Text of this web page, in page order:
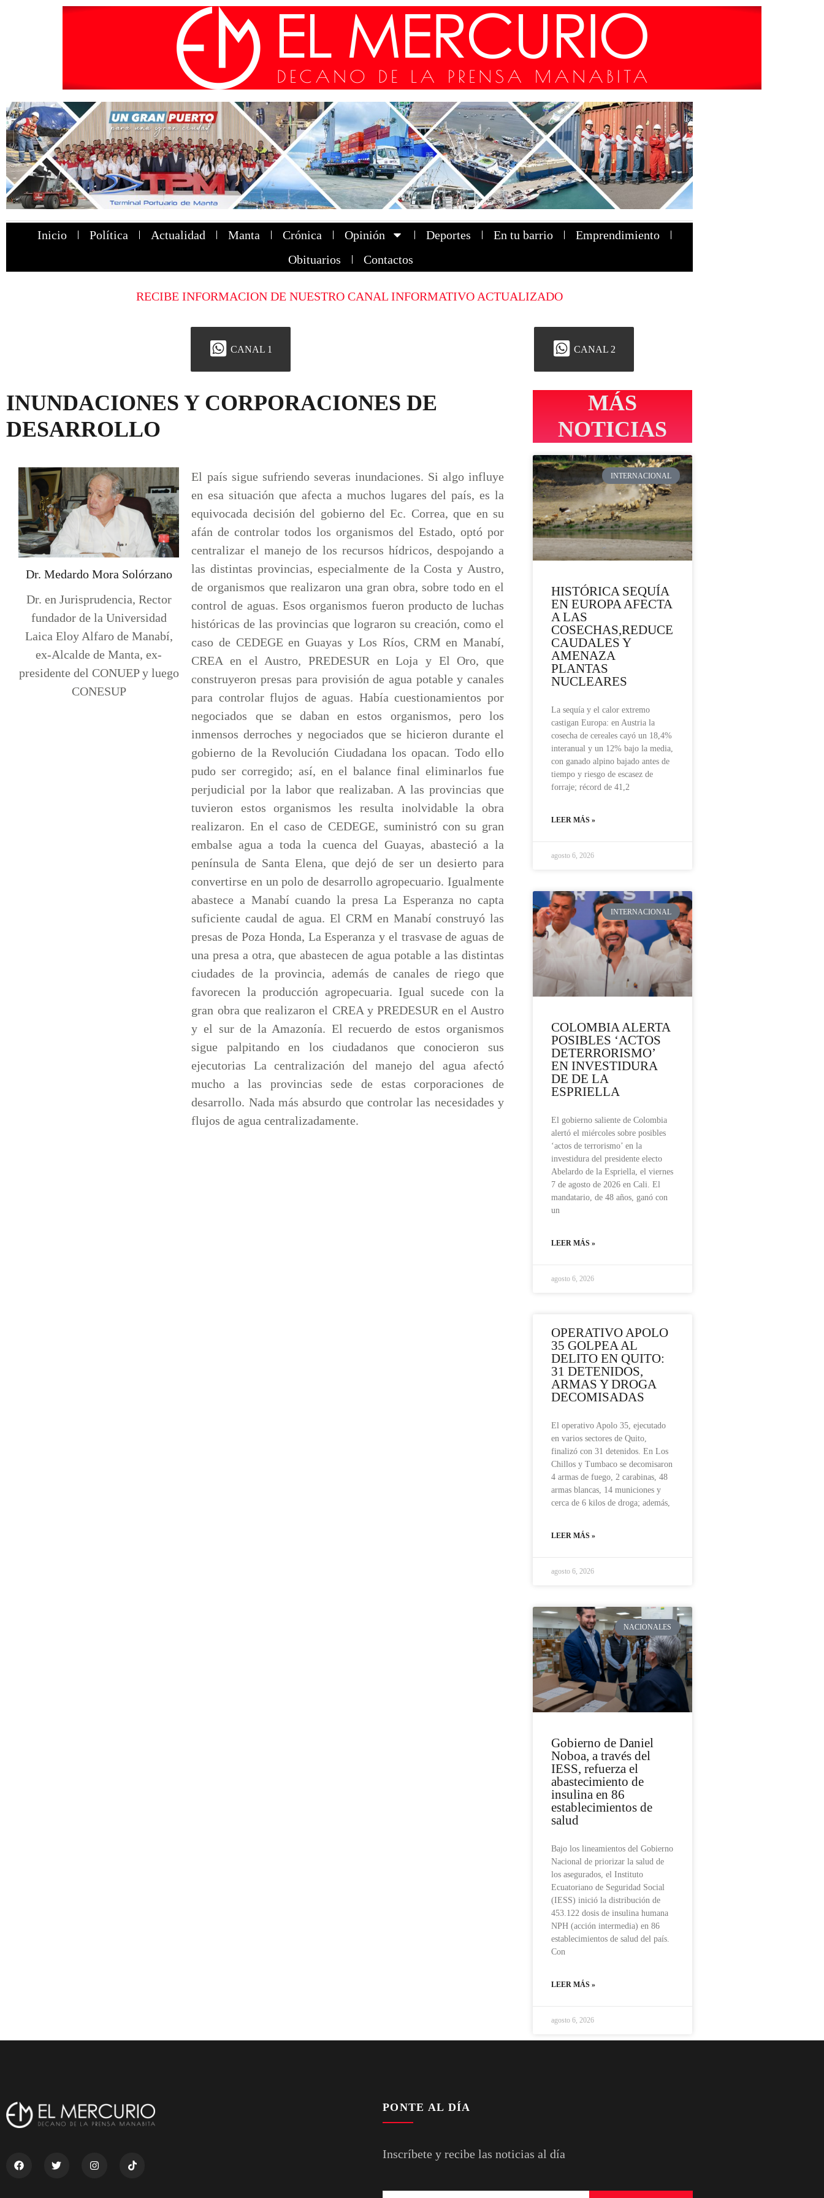
Inicio Política Actualidad Manta Crónica Opinión Deportes En tu barrio
Emprendimiento
Obituarios
Contactos
RECIBE INFORMACION DE NUESTRO CANAL INFORMATIVO ACTUALIZADO
CANAL 1 CANAL 2
INUNDACIONES Y CORPORACIONES DE
DESARROLLO
Dr. Medardo Mora Solórzano
Dr. en Jurisprudencia, Rector
fundador de la Universidad
Laica Eloy Alfaro de Manabí,
ex-Alcalde de Manta, ex-
presidente del CONUEP y luego
CONESUP
El país sigue sufriendo severas inundaciones. Si algo influye
en esa situación que afecta a muchos lugares del país, es la
equivocada decisión del gobierno del Ec. Correa, que en su
afán de controlar todos los organismos del Estado, optó por
centralizar el manejo de los recursos hídricos, despojando a
las distintas provincias, especialmente de la Costa y Austro,
de organismos que realizaron una gran obra, sobre todo en el
control de aguas. Esos organismos fueron producto de luchas
históricas de las provincias que lograron su creación, como el
caso de CEDEGE en Guayas y Los Ríos, CRM en Manabí,
CREA en el Austro, PREDESUR en Loja y El Oro, que
construyeron presas para provisión de agua potable y canales
para controlar flujos de aguas. Había cuestionamientos por
negociados que se daban en estos organismos, pero los
inmensos derroches y negociados que se hicieron durante el
gobierno de la Revolución Ciudadana los opacan. Todo ello
pudo ser corregido; así, en el balance final eliminarlos fue
perjudicial por la labor que realizaban. A las provincias que
tuvieron estos organismos les resulta inolvidable la obra
realizaron. En el caso de CEDEGE, suministró con su gran
embalse agua a toda la cuenca del Guayas, abasteció a la
península de Santa Elena, que dejó de ser un desierto para
convertirse en un polo de desarrollo agropecuario. Igualmente
abastece a Manabí cuando la presa La Esperanza no capta
suficiente caudal de agua. El CRM en Manabí construyó las
presas de Poza Honda, La Esperanza y el trasvase de aguas de
una presa a otra, que abastecen de agua potable a las distintas
ciudades de la provincia, además de canales de riego que
favorecen la producción agropecuaria. Igual sucede con la
gran obra que realizaron el CREA y PREDESUR en el Austro
y el sur de la Amazonía. El recuerdo de estos organismos
sigue palpitando en los ciudadanos que conocieron sus
ejecutorias La centralización del manejo del agua afectó
mucho a las provincias sede de estas corporaciones de
desarrollo. Nada más absurdo que controlar las necesidades y
flujos de agua centralizadamente.
MÁS
NOTICIAS
INTERNACIONAL
HISTÓRICA SEQUÍA
EN EUROPA AFECTA
A LAS
COSECHAS,REDUCE
CAUDALES Y
AMENAZA
PLANTAS
NUCLEARES
La sequía y el calor extremo
castigan Europa: en Austria la
cosecha de cereales cayó un 18,4%
interanual y un 12% bajo la media,
con ganado alpino bajado antes de
tiempo y riesgo de escasez de
forraje; récord de 41,2
LEER MÁS »
agosto 6, 2026
INTERNACIONAL
COLOMBIA ALERTA
POSIBLES ‘ACTOS
DETERRORISMO’
EN INVESTIDURA
DE DE LA
ESPRIELLA
El gobierno saliente de Colombia
alertó el miércoles sobre posibles
‘actos de terrorismo’ en la
investidura del presidente electo
Abelardo de la Espriella, el viernes
7 de agosto de 2026 en Cali. El
mandatario, de 48 años, ganó con
un
LEER MÁS »
agosto 6, 2026
OPERATIVO APOLO
35 GOLPEA AL
DELITO EN QUITO:
31 DETENIDOS,
ARMAS Y DROGA
DECOMISADAS
El operativo Apolo 35, ejecutado
en varios sectores de Quito,
finalizó con 31 detenidos. En Los
Chillos y Tumbaco se decomisaron
4 armas de fuego, 2 carabinas, 48
armas blancas, 14 municiones y
cerca de 6 kilos de droga; además,
LEER MÁS »
agosto 6, 2026
NACIONALES
Gobierno de Daniel
Noboa, a través del
IESS, refuerza el
abastecimiento de
insulina en 86
establecimientos de
salud
Bajo los lineamientos del Gobierno
Nacional de priorizar la salud de
los asegurados, el Instituto
Ecuatoriano de Seguridad Social
(IESS) inició la distribución de
453.122 dosis de insulina humana
NPH (acción intermedia) en 86
establecimientos de salud del país.
Con
LEER MÁS »
agosto 6, 2026
PONTE AL DÍA
Inscríbete y recibe las noticias al día